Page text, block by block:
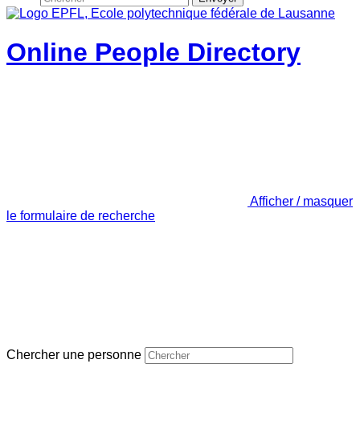
Online People Directory
Afficher / masquer
le formulaire de recherche
Chercher une personne